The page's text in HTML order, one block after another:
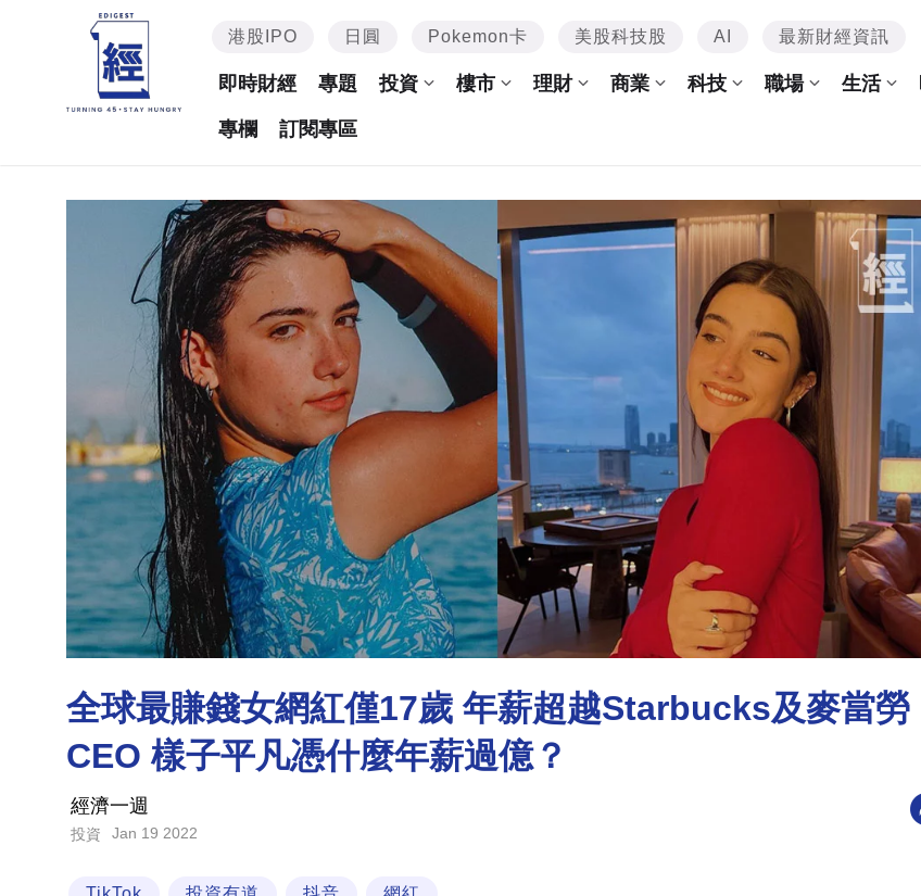
港股IPO 日圓 Pokemon卡 美股科技股 AI 最新財經資訊
即時財經 專題 投資 樓市 理財 商業 科技 職場 生活
專欄 訂閱專區
全球最賺錢女網紅僅17歲 年薪超越Starbucks及麥當勞
CEO 樣子平凡憑什麼年薪過億？
經濟一週
投資 Jan 19 2022